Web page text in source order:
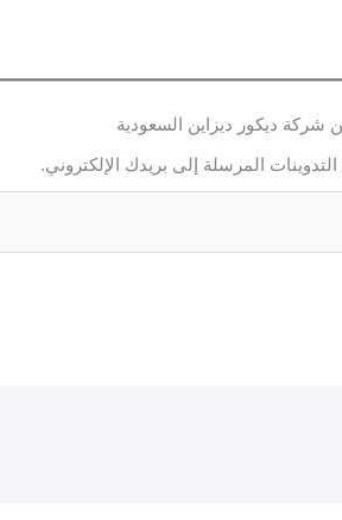
شركة ديكور ديزاين السعودية
المرسلة إلى بريدك الإلكتروني.